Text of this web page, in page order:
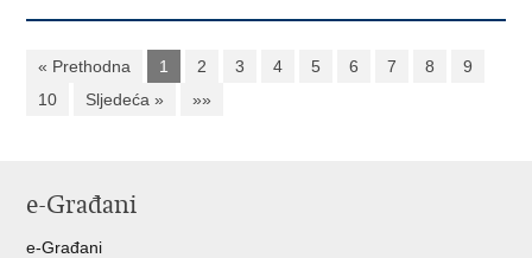
« Prethodna 1 2 3 4 5 6 7 8
9
10
Sljedeća » »»
e-Građani
e-Građani